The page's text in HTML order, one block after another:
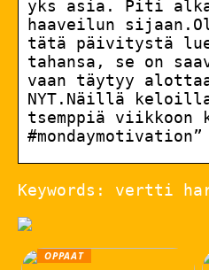
yks asia. Piti
haaveilun
tätä päivitystä
tahansa, se on
vaan täytyy
NYT.Näillä
tsemppiä viikkoon
#mondaymotivation”
Keywords: vertti
OPPAAT